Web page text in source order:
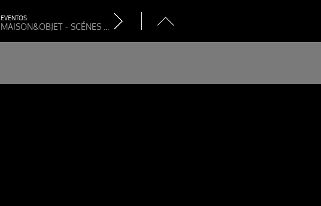
EVENTOS
MAISON&OBJET - SCÉNES ...